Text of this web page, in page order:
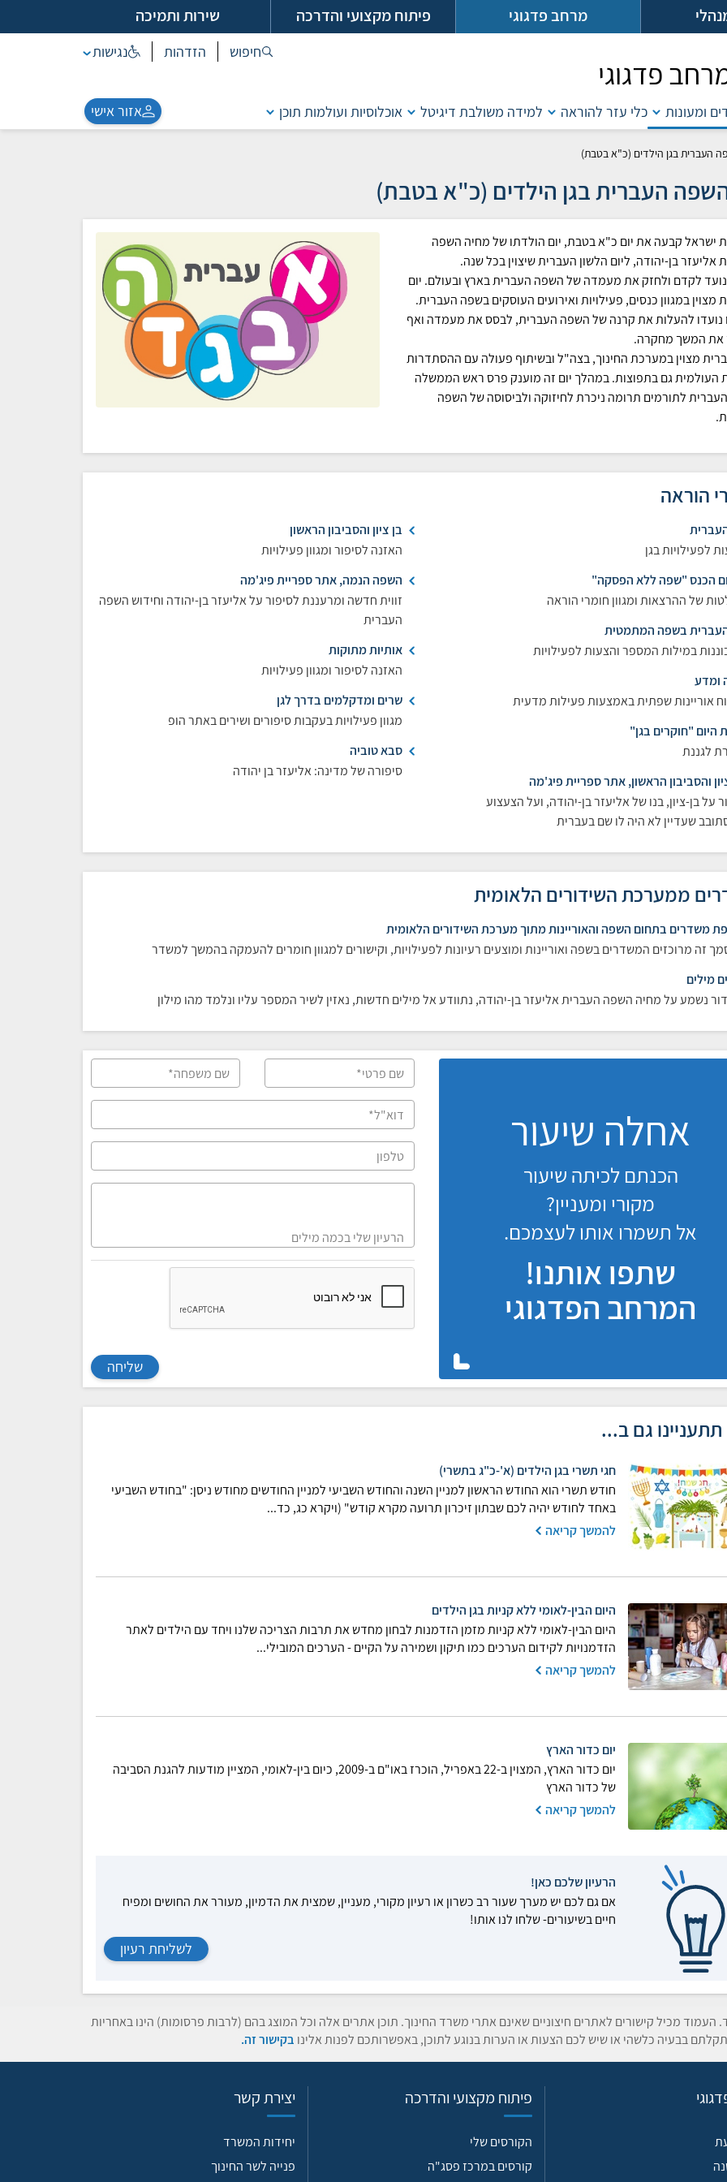
מרחב פדגוגי פיתוח מקצועי והדרכה שירות ותמיכה
פדגוגי
חיפוש הזדהות נגישות
ומעונות כלי עזר להוראה למידה משולבת דיגיטל אוכלוסיות ועולמות תוכן אזור אישי
העברית בגן הילדים (כ"א בטבת)
השפה העברית בגן הילדים (כ"א בטבת)
ישראל קבעה את יום כ"א בטבת, יום הולדתו של מחיה השפה
אליעזר בן-יהודה, ליום הלשון העברית שיצוין בכל שנה.
נועד לקדם ולחזק את מעמדה של השפה העברית בארץ ובעולם. יום
מצוין במגוון כנסים, פעילויות ואירועים העוסקים בשפה העברית.
נועדו להעלות את קרנה של השפה העברית, לבסס את מעמדה ואף
את המשך מחקרה.
מצוין במערכת החינוך, בצה"ל ובשיתוף פעולה עם ההסתדרות
העולמית גם בתפוצות. במהלך יום זה מוענק פרס ראש הממשלה
לתורמים תרומה ניכרת לחיזוקה ולביסוסה של השפה
הוראה
לפעילויות בגן
הכנס "שפה ללא הפסקה"
של ההרצאות ומגוון חומרי הוראה
העברית בשפה המתמטית
במילות המספר והצעות לפעילויות
ומדע
אוריינות שפתית באמצעות פעילות מדעית
היום "חוקרים בגן"
לגננת
והסביבון הראשון, אתר ספריית פיג'מה
על בן-ציון, בנו של אליעזר בן-יהודה, ועל הצעצוע
שעדיין לא היה לו שם בעברית
בן ציון והסביבון הראשון
האזנה לסיפור ומגוון פעילויות
השפה הנמה, אתר ספריית פיג'מה
זווית חדשה ומרעננת לסיפור על אליעזר בן-יהודה וחידוש השפה
העברית
אותיות מתוקות
האזנה לסיפור ומגוון פעילויות
שרים ומדקלמים בדרך לגן
מגוון פעילויות בעקבות סיפורים ושירים באתר הופ
סבא טוביה
סיפורה של מדינה: אליעזר בן יהודה
ממערכת השידורים הלאומית
משדרים בתחום השפה והאוריינות מתוך מערכת השידורים הלאומית
זה מרוכזים המשדרים בשפה ואוריינות ומוצעים רעיונות לפעילויות, וקישורים למגוון חומרים להעמקה בהמשך למשדר
מילים
נשמע על מחיה השפה העברית אליעזר בן-יהודה, נתוודע אל מילים חדשות, נאזין לשיר המספר עליו ונלמד מהו מילון
אחלה שיעור
הכנתם לכיתה שיעור
מקורי ומעניין?
אל תשמרו אותו לעצמכם.
שתפו אותנו!
המרחב הפדגוגי
שליחה
תתעניינו גם ב...
חגי תשרי בגן הילדים (א'-כ"ג בתשרי)
חודש תשרי הוא החודש הראשון למניין השנה והחודש השביעי למניין החודשים מחודש ניסן: "בחודש השביעי
באחד לחודש יהיה לכם שבתון זיכרון תרועה מקרא קודש" (ויקרא כג, כד...
להמשך קריאה
היום הבין-לאומי ללא קניות בגן הילדים
היום הבין-לאומי ללא קניות מזמן הזדמנות לבחון מחדש את תרבות הצריכה שלנו ויחד עם הילדים לאתר
הזדמנויות לקידום הערכים כמו תיקון ושמירה על הקיים - הערכים המובילי...
להמשך קריאה
יום כדור הארץ
יום כדור הארץ, המצוין ב-22 באפריל, הוכרז באו"ם ב-2009, כיום בין-לאומי, המציין מודעות להגנת הסביבה
של כדור הארץ
להמשך קריאה
הרעיון שלכם כאן!
אם גם לכם יש מערך שעור רב כשרון או רעיון מקורי, מעניין, שמצית את הדמיון, מעורר את החושים ומפיח
חיים בשיעורים- שלחו לנו אותו!
לשליחת רעיון
העמוד מכיל קישורים לאתרים חיצוניים שאינם אתרי משרד החינוך. תוכן אתרים אלה וכל המוצג בהם (לרבות פרסומות) הינו באחריות
בבעיה כלשהי או שיש לכם הצעות או הערות בנוגע לתוכן, באפשרותכם לפנות אלינו בקישור זה.
פיתוח מקצועי והדרכה
הקורסים שלי
קורסים במרכז פסג"ה
יצירת קשר
יחידות המשרד
פנייה לשר החינוך